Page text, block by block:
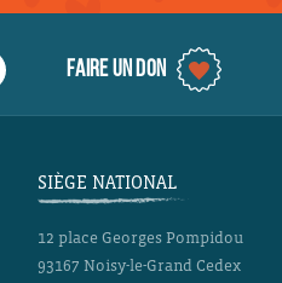
FAIRE UN DON
SIÈGE NATIONAL
12 place Georges Pompidou
93167 Noisy-le-Grand Cedex